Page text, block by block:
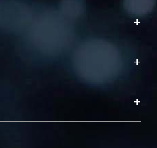
+
，為永久珍藏及向國際
學術能量，圖書館整合
（AH）不同功能平
scholars。期能整合研
+
Library)
+